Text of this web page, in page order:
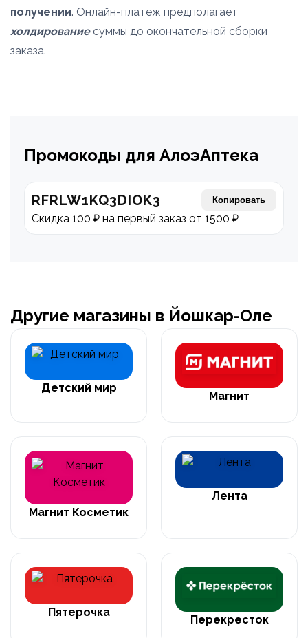
получении. Онлайн-платеж предполагает
холдированиесуммы до окончательной сборки
заказа.
Промокоды для АлоэАптека
RFRLW1KQ3DIOK3 Копировать
Скидка 100 ₽ на первый заказ от 1500 ₽
Другие магазины в Йошкар-Оле
Детский мир
Магнит
Магнит Косметик
Лента
Пятерочка
Перекресток